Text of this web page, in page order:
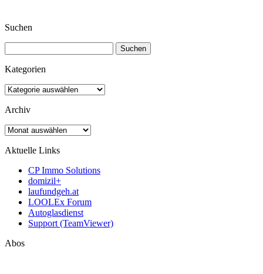
Suchen
nach:
Kategorien
Kategorien
Archiv
Archiv
Aktuelle Links
CP Immo Solutions
domizil+
laufundgeh.at
LOOLEx Forum
Autoglasdienst
Support (TeamViewer)
Abos